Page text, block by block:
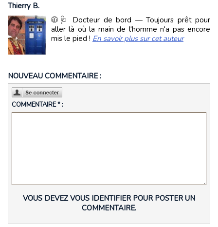
Thierry B.
🧥🩺 Docteur de bord — Toujours prêt pour
aller là où la main de l'homme n'a pas encore
mis le pied ! En savoir plus sur cet auteur
NOUVEAU COMMENTAIRE :
COMMENTAIRE * :
VOUS DEVEZ VOUS IDENTIFIER POUR POSTER UN
COMMENTAIRE.